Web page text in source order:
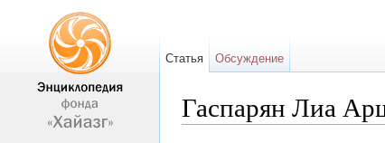
Гаспарян Лиа
Статья Обсуждение